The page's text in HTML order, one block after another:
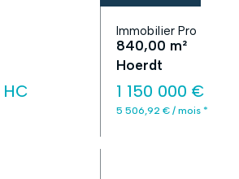
Immobilier Pro
840,00 m²
Hoerdt
1 150 000 €
5 506,92 € / mois *